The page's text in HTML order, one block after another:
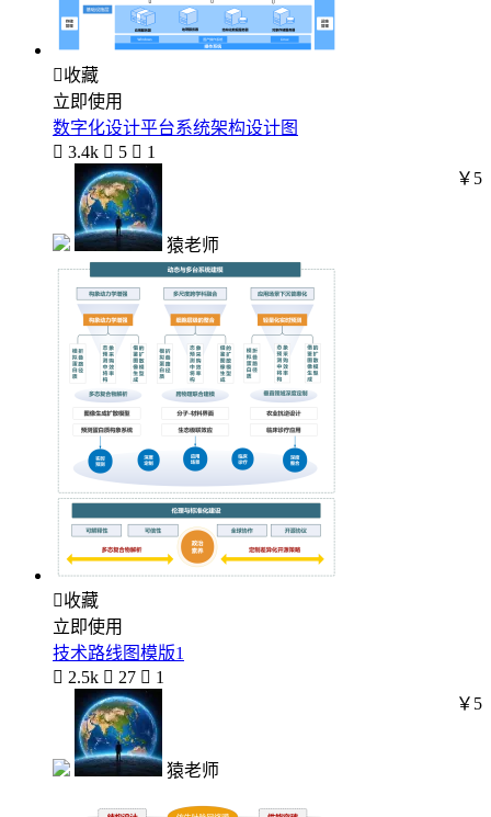
收藏
立即使用
数字化设计平台系统架构设计图
 3.4k  5  1
猿老师
￥5
收藏
立即使用
技术路线图模版1
 2.5k  27  1
猿老师
￥5